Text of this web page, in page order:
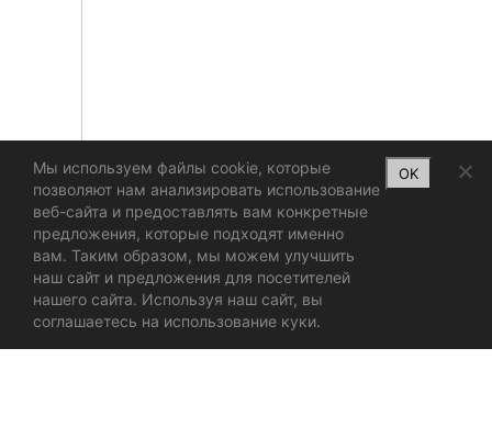
Мы используем файлы cookie, которые
позволяют нам анализировать использование
веб-сайта и предоставлять вам конкретные
предложения, которые подходят именно
вам. Таким образом, мы можем улучшить
наш сайт и предложения для посетителей
нашего сайта. Используя наш сайт, вы
соглашаетесь на использование куки.
OK